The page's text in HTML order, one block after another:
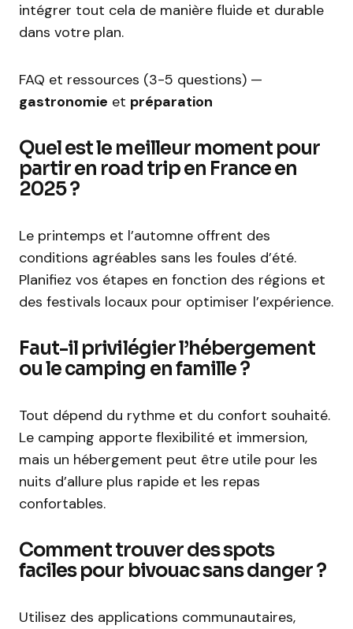
intégrer tout cela de manière fluide et durable
dans votre plan.
FAQ et ressources (3-5 questions) —
gastronomie et préparation
Quel est le meilleur moment pour
partir en road trip en France en
2025 ?
Le printemps et l’automne offrent des
conditions agréables sans les foules d’été.
Planifiez vos étapes en fonction des régions et
des festivals locaux pour optimiser l’expérience.
Faut-il privilégier l’hébergement
ou le camping en famille ?
Tout dépend du rythme et du confort souhaité.
Le camping apporte flexibilité et immersion,
mais un hébergement peut être utile pour les
nuits d’allure plus rapide et les repas
confortables.
Comment trouver des spots
faciles pour bivouac sans danger ?
Utilisez des applications communautaires,